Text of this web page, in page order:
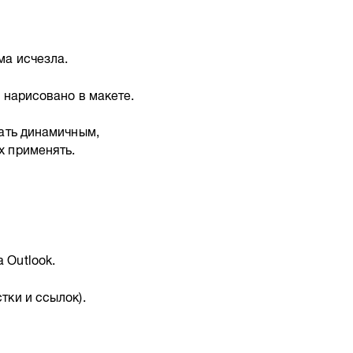
исчезла.
в макете.
динамичным,
применять.
Outlook.
и ссылок).